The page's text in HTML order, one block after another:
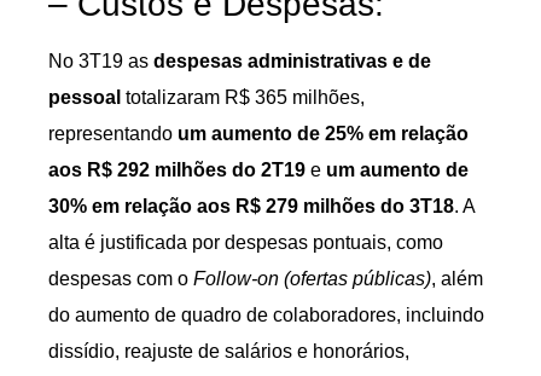
No 3T19 as despesas administrativas e de
pessoal totalizaram R$ 365 milhões,
representando um aumento de 25% em relação
aos R$ 292 milhões do 2T19 e um aumento de
30% em relação aos R$ 279 milhões do 3T18. A
alta é justificada por despesas pontuais, como
despesas com o Follow-on (ofertas públicas), além
do aumento de quadro de colaboradores, incluindo
dissídio, reajuste de salários e honorários,